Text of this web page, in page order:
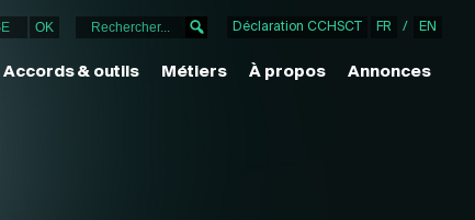
Déclaration CCHSCT FR / EN
Accords & outils Métiers À propos Annonces